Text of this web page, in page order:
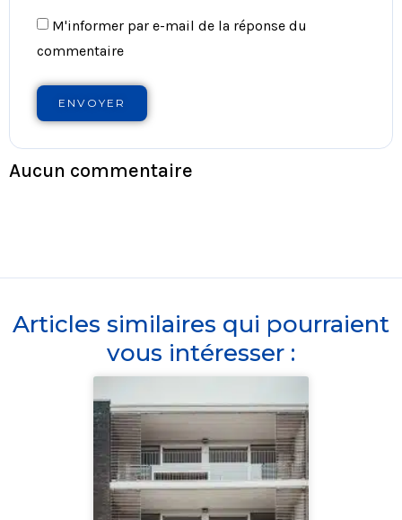
M'informer par e-mail de la réponse du
commentaire
ENVOYER
Aucun commentaire
Articles similaires qui pourraient
vous intéresser :